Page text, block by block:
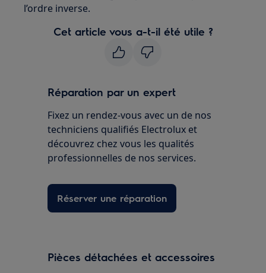
l’ordre inverse.
Cet article vous a-t-il été utile ?
Réparation par un expert
Fixez un rendez-vous avec un de nos
techniciens qualifiés Electrolux et
découvrez chez vous les qualités
professionnelles de nos services.
Réserver une réparation
Pièces détachées et accessoires